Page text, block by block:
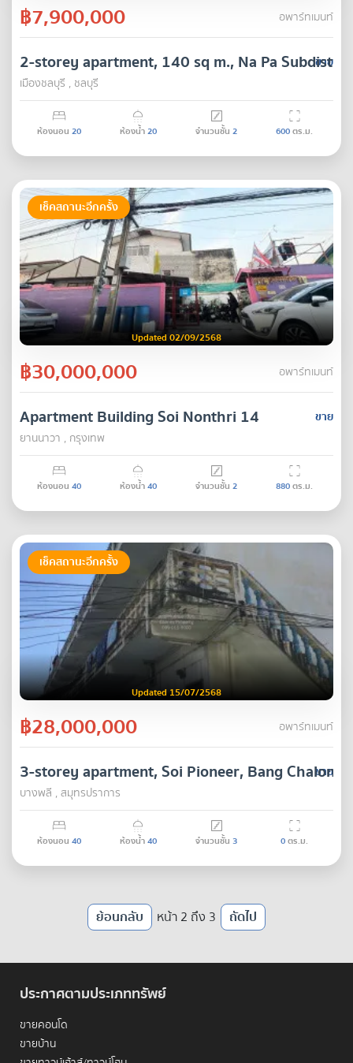
฿7,900,000 อพาร์ทเมนท์
ขาย
2-storey apartment, 140 sq m., Na Pa
เมืองชลบุรี , ชลบุรี
ห้องนอน 20 ห้องน้ำ20 จำนวนชั้น 2 600ตร.ม.
เช็คสถานะอีกครั้ง
Updated 02/09/2568
฿30,000,000 อพาร์ทเมนท์
ขาย
Apartment Building Soi Nonthri 14
ยานนาวา , กรุงเทพ
ห้องนอน 40 ห้องน้ำ40 จำนวนชั้น 2 880ตร.ม.
เช็คสถานะอีกครั้ง
Updated 15/07/2568
฿28,000,000 อพาร์ทเมนท์
ขาย
3-storey apartment, Soi Pioneer, Bang
บางพลี , สมุทรปราการ
ห้องนอน 40 ห้องน้ำ40 จำนวนชั้น 3 0ตร.ม.
ย้อนกลับ หน้า 2 ถึง 3 ถัดไป
ประกาศตามประเภททรัพย์
ขายคอนโด
ขายบ้าน